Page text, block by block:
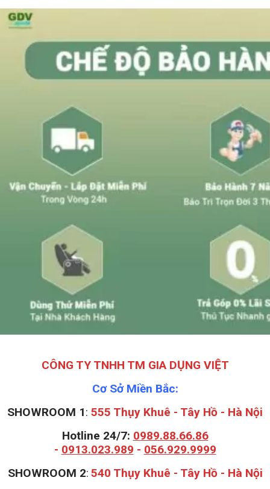
CÔNG TY TNHH TM GIA DỤNG VIỆT
Cơ Sở Miền Bắc:
SHOWROOM 1: 555 Thụy Khuê - Tây Hồ - Hà Nội
Hotline 24/7: 0989.88.66.86
- 0913.023.989 - 056.929.9999
SHOWROOM 2: 540 Thụy Khuê - Tây Hồ - Hà Nội